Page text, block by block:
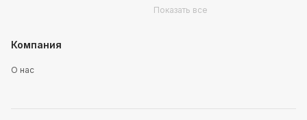
Показать все
Компания
О нас